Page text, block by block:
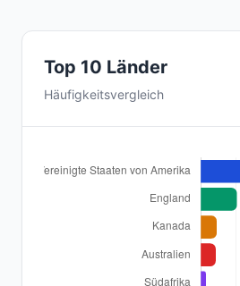
Top 10 Länder
Häufigkeitsvergleich